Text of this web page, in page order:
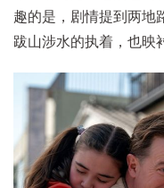
趣的是，剧情提到两地
跋山涉水的执着，也映